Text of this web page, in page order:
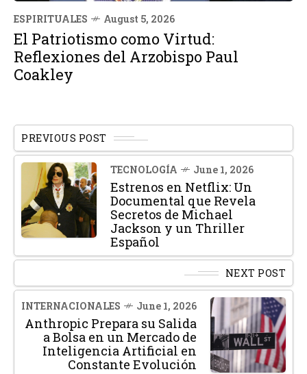
ESPIRITUALES August 5, 2026
El Patriotismo como Virtud:
Reflexiones del Arzobispo Paul
Coakley
PREVIOUS POST
TECNOLOGÍA June 1, 2026
Estrenos en Netflix: Un
Documental que Revela
Secretos de Michael
Jackson y un Thriller
Español
NEXT POST
INTERNACIONALES June 1, 2026
Anthropic Prepara su Salida
a Bolsa en un Mercado de
Inteligencia Artificial en
Constante Evolución